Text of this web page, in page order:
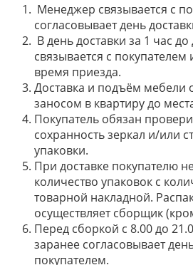
Менеджер связывается с
согласовывает день
В день доставки за 1 час
связывается с покупателем
время приезда.
Доставка и подъём мебели
заносом в квартиру до
Покупатель обязан
сохранность зеркал и/или
упаковки.
При доставке покупателю
количество упаковок с
товарной накладной.
осуществляет сборщик
Перед сборкой с 8.00 до
заранее согласовывает
покупателем.